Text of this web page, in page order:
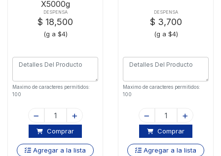
X5000g
DESPENSA
$ 18,500
(g a $4)
Maximo de caracteres permitidos:
100
Comprar
Agregar a la lista
DESPENSA
$ 3,700
(g a $4)
Maximo de caracteres permitidos:
100
Comprar
Agregar a la lista